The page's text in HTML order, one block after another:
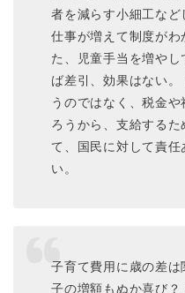
者を減らす小細工な
仕事が増えて制度がわ
た、児童手当を増や
ば差引、効果はない
うのではなく、税金
ろうから、支給する
て、国民に対して責
い。
子育て費用に歳の差
子の増額もぬか喜び